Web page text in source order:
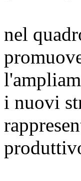
nel
i nuovi